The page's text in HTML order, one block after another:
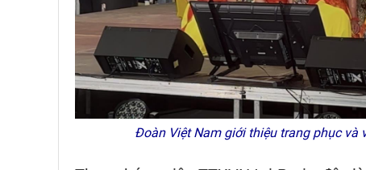
Đoàn Việt Nam giới thiệu trang phục và